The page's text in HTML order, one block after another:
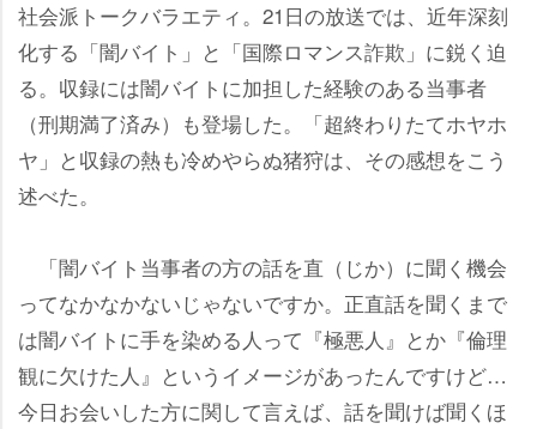
社会派トークバラエティ。21日の放送では、近年深刻
化する「闇バイト」と「国際ロマンス詐欺」に鋭く迫
る。収録には闇バイトに加担した経験のある当事者
（刑期満了済み）も登場した。「超終わりたてホヤホ
ヤ」と収録の熱も冷めやらぬ猪狩は、その感想をこう
述べた。
「闇バイト当事者の方の話を直（じか）に聞く機会
ってなかなかないじゃないですか。正直話を聞くまで
は闇バイトに手を染める人って『極悪人』とか『倫理
観に欠けた人』というイメージがあったんですけど…
今日お会いした方に関して言えば、話を聞けば聞くほ